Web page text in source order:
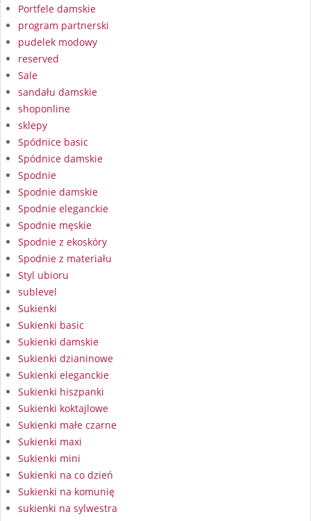
Portfele damskie
program partnerski
pudelek modowy
reserved
Sale
sandału damskie
shoponline
sklepy
Spódnice basic
Spódnice damskie
Spodnie
Spodnie damskie
Spodnie eleganckie
Spodnie męskie
Spodnie z ekoskóry
Spodnie z materiału
Styl ubioru
sublevel
Sukienki
Sukienki basic
Sukienki damskie
Sukienki dzianinowe
Sukienki eleganckie
Sukienki hiszpanki
Sukienki koktajlowe
Sukienki małe czarne
Sukienki maxi
Sukienki mini
Sukienki na co dzień
Sukienki na komunię
sukienki na sylwestra